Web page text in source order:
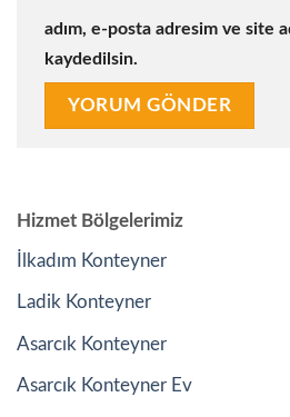
adım, e-posta adresim ve site
kaydedilsin.
Hizmet Bölgelerimiz
İlkadım Konteyner
Ladik Konteyner
Asarcık Konteyner
Asarcık Konteyner Ev